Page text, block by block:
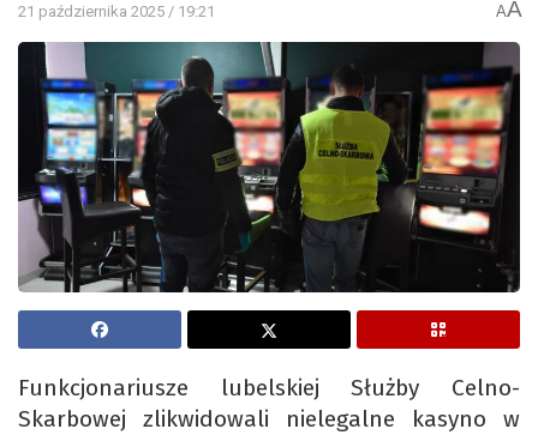
21 października 2025 / 19:21 AA
Funkcjonariusze lubelskiej Służby Celno-
Skarbowej zlikwidowali nielegalne kasyno w